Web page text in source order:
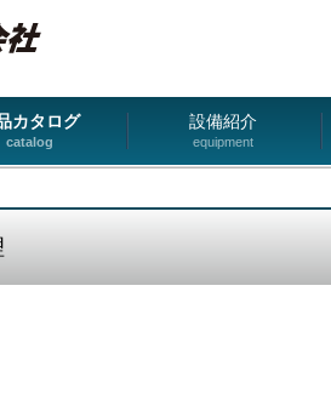
カタログ
catalog
設備紹介
equipment